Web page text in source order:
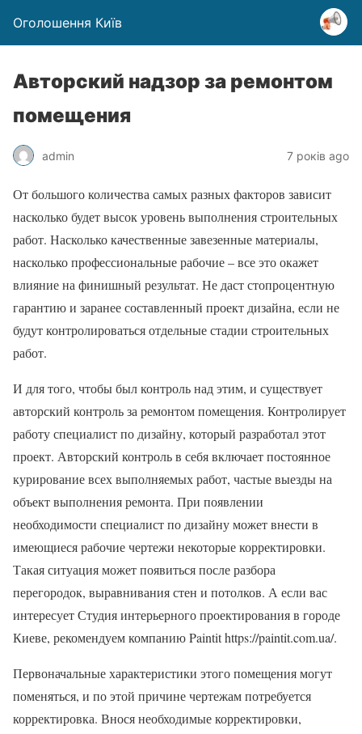
Оголошення Київ
Авторский надзор за ремонтом
помещения
admin 7 років ago
От большого количества самых разных факторов зависит
насколько будет высок уровень выполнения строительных
работ. Насколько качественные завезенные материалы,
насколько профессиональные рабочие – все это окажет
влияние на финишный результат. Не даст стопроцентную
гарантию и заранее составленный проект дизайна, если не
будут контролироваться отдельные стадии строительных
работ.
И для того, чтобы был контроль над этим, и существует
авторский контроль за ремонтом помещения. Контролирует
работу специалист по дизайну, который разработал этот
проект. Авторский контроль в себя включает постоянное
курирование всех выполняемых работ, частые выезды на
объект выполнения ремонта. При появлении
необходимости специалист по дизайну может внести в
имеющиеся рабочие чертежи некоторые корректировки.
Такая ситуация может появиться после разбора
перегородок, выравнивания стен и потолков. А если вас
интересует Студия интерьерного проектирования в городе
Киеве, рекомендуем компанию Paintit https://paintit.com.ua/.
Первоначальные характеристики этого помещения могут
поменяться, и по этой причине чертежам потребуется
корректировка. Внося необходимые корректировки,